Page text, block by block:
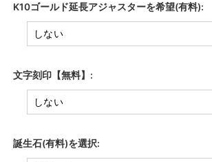
K10ゴールド延長アジャスターを希望(有料):
文字刻印【無料】:
誕生石(有料)を選択: